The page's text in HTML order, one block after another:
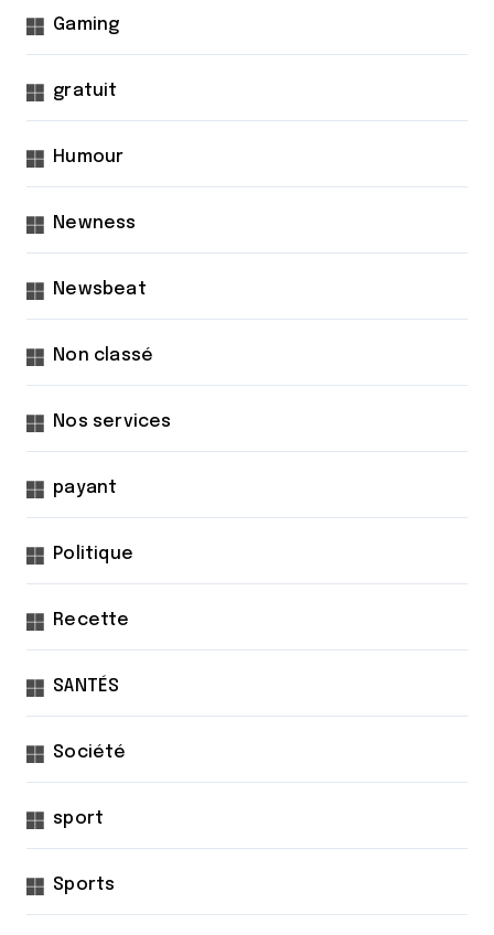
Gaming
gratuit
Humour
Newness
Newsbeat
Non classé
Nos services
payant
Politique
Recette
SANTÉS
Société
sport
Sports